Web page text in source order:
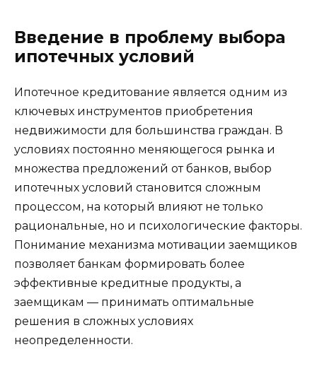
Введение в проблему выбора
ипотечных условий
Ипотечное кредитование является одним из
ключевых инструментов приобретения
недвижимости для большинства граждан. В
условиях постоянно меняющегося рынка и
множества предложений от банков, выбор
ипотечных условий становится сложным
процессом, на который влияют не только
рациональные, но и психологические факторы.
Понимание механизма мотивации заемщиков
позволяет банкам формировать более
эффективные кредитные продукты, а
заемщикам — принимать оптимальные
решения в сложных условиях
неопределенности.